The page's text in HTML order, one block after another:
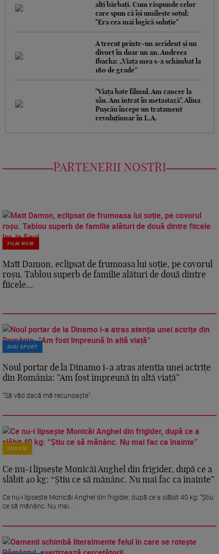
alți bărbați. Cum răspunde celor
care spun că își umilește soțul:
"Era cea mai logică soluție"
A trecut printr-un accident și un
divorț în doar un an. Andreea
Ibacka: „Viața mea s-a schimbat la
180 de grade”
"Viața bate filmul. Am cancer la
sân. Am intrat în metastază". Alina
Pușcău începe un tratament
revoluționar în L.A.
PARTENERII NOSTRI
FILM NOW
Matt Damon, eclipsat de frumoasa lui soție, pe covorul
roșu. Tablou superb de familie alături de două dintre
fiicele...
DIGI SPORT
Noul portar de la Dinamo i-a atras atenția unei actrițe
din România: ”Am fost împreună în altă viață”
”Să văd dacă mă recunoaște”.
PRO FM
Ce nu-i lipsește Monicăi Anghel din frigider, după ce a
slăbit 40 kg: “Știu ce să mănânc. Nu mai fac ca înainte”
Ce nu-i lipsește Monicăi Anghel din frigider, după ce a slăbit 40 kg: “Știu
ce să mănânc. Nu mai...